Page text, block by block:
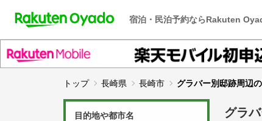
宿泊・民泊予約ならRakuten
トップ 長崎県 長崎市 グラバー別邸跡周辺
目的地や都市名 グラ